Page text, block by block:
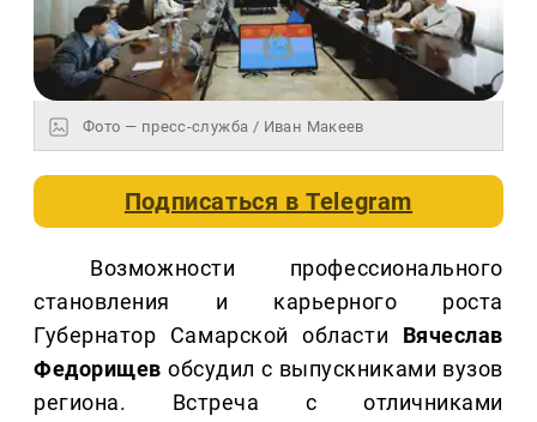
Фото — пресс-служба / Иван Макеев
Подписаться вTelegram
Возможности профессионального
становления и карьерного роста
Губернатор Самарской области Вячеслав
Федорищев обсудил с выпускниками вузов
региона. Встреча с отличниками